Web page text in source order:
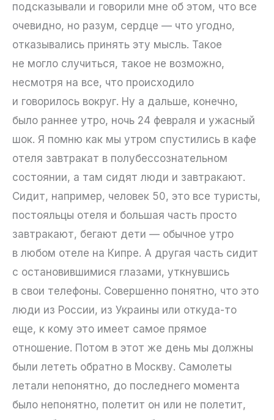
подсказывали и говорили мне об этом, что все
очевидно, но разум, сердце — что угодно,
отказывались принять эту мысль. Такое
не могло случиться, такое не возможно,
несмотря на все, что происходило
и говорилось вокруг. Ну а дальше, конечно,
было раннее утро, ночь 24 февраля и ужасный
шок. Я помню как мы утром спустились в кафе
отеля завтракат в полубессознательном
состоянии, а там сидят люди и завтракают.
Сидит, например, человек 50, это все туристы,
постояльцы отеля и большая часть просто
завтракают, бегают дети — обычное утро
в любом отеле на Кипре. А другая часть сидит
с остановившимися глазами, уткнувшись
в свои телефоны. Совершенно понятно, что это
люди из России, из Украины или откуда-то
еще, к кому это имеет самое прямое
отношение. Потом в этот же день мы должны
были лететь обратно в Москву. Самолеты
летали непонятно, до последнего момента
было непонятно, полетит он или не полетит,